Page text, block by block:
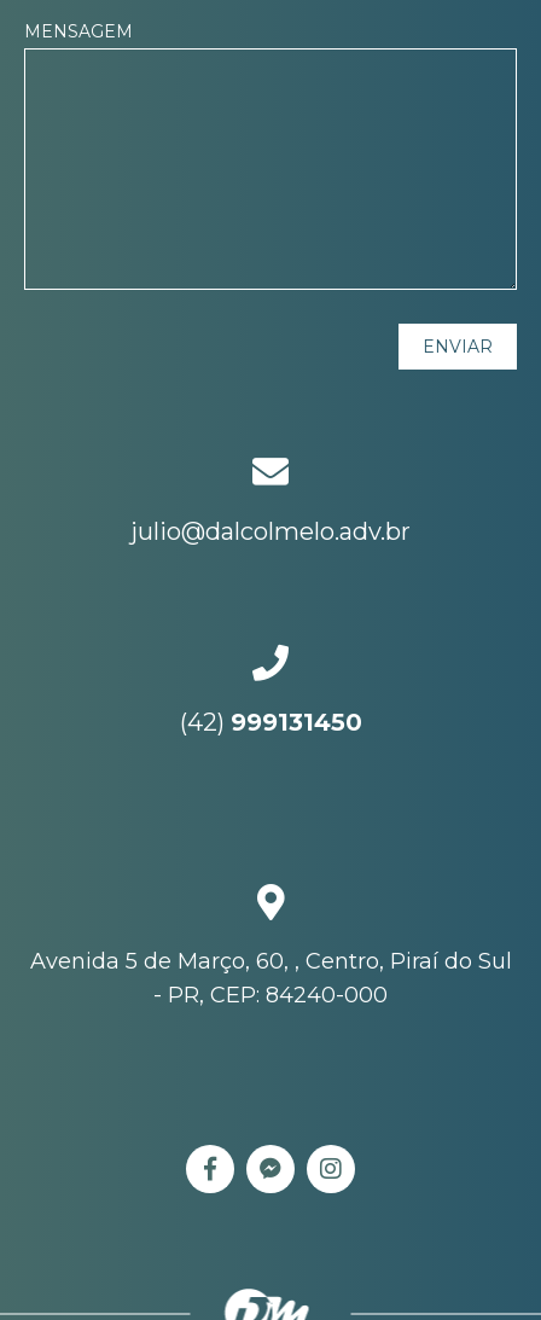
MENSAGEM
julio@dalcolmelo.adv.br
(42) 999131450
Avenida 5 de Março, 60, , Centro, Piraí do Sul
- PR, CEP: 84240-000